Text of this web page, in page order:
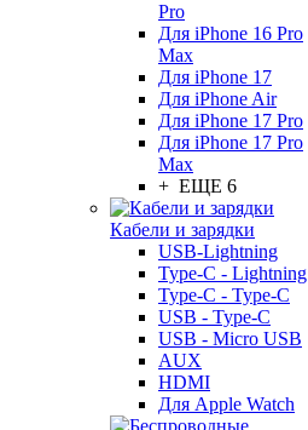
Pro
Для iPhone 16 Pro
Max
Для iPhone 17
Для iPhone Air
Для iPhone 17 Pro
Для iPhone 17 Pro
Max
+ ЕЩЕ 6
Кабели и зарядки
USB-Lightning
Type-C - Lightning
Type-C - Type-C
USB - Type-C
USB - Micro USB
AUX
HDMI
Для Apple Watch